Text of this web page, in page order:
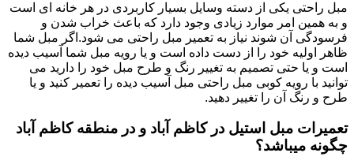
مبل راحتی یکی از دسته وسایل بسیار کاربردی در هر خانه ای است
و به همین امر موارد زیادی وجود دارد که باعث خراب شدن و
فرسودگی آن شوند نیاز به تعمیر مبل راحتی می شود.اگر مبل شما
ظاهر اولیه خود را از دست داده است و یا رویه مبل شما آسیب دیده
است و یا حتی تصمیم به تغییر رنگ و طرح مبل خود را دارید می
توانید با رویه کوبی مبل راحتی مبل آسیب دیده را تعمیر کنید و یا
طرح و رنگ آن را تغییر دهید.
تعمیرات مبل استیل در کاظم آباد و در منطقه کاظم آباد
چگونه میباشد؟